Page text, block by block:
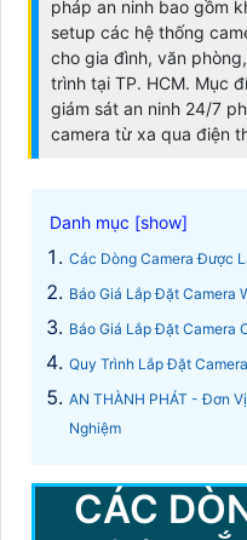
pháp an ninh bao gồm
setup các hệ thống
cho gia đình, văn
trình tại TP. HCM. Mục
giám sát an ninh 24/7
camera từ xa qua điện
Các Dòng Camera Được
Báo Giá Lắp Đặt Camera
Báo Giá Lắp Đặt Camera
Quy Trình Lắp Đặt
AN THÀNH PHÁT - Đơn
Nghiệm
CÁC